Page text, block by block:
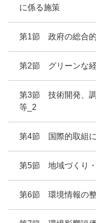
に係る施策
第1節 政府の総合
第2節 グリーンな
第3節 技術開発、
等_2
第4節 国際的取組
第5節 地域づくり
第6節 環境情報の